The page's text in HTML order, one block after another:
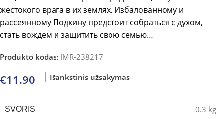
жестокого врага в их землях. Избалованному и
рассеянному Подкину предстоит собраться с духом,
стать вождем и защитить свою семью…
Produkto kodas: IMR-238217
€11.90 Išankstinis užsakymas
SVORIS 0.3 kg